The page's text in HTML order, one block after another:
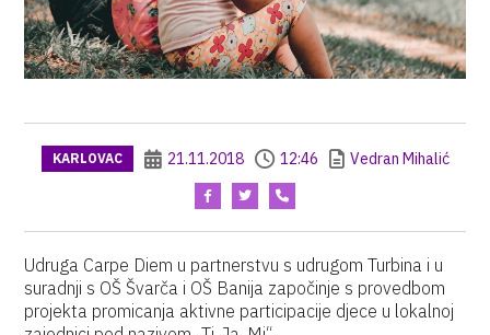
KARLOVAC 21.11.2018 12:46 Vedran Mihalić
Udruga Carpe Diem u partnerstvu s udrugom Turbina i u
suradnji s OŠ Švarča i OŠ Banija započinje s provedbom
projekta promicanja aktivne participacije djece u lokalnoj